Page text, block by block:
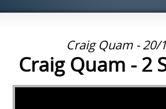
Craig Quam - 20/
Craig Quam - 2